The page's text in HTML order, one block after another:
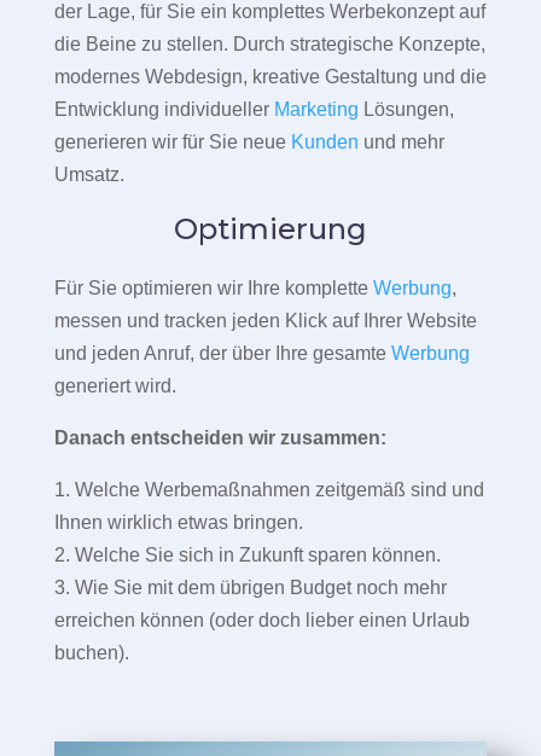
der Lage, für Sie ein komplettes Werbekonzept auf
die Beine zu stellen. Durch strategische Konzepte,
modernes Webdesign, kreative Gestaltung und die
Entwicklung individueller Marketing Lösungen,
generieren wir für Sie neue Kunden und mehr
Umsatz.
Optimierung
Für Sie optimieren wir Ihre komplette Werbung,
messen und tracken jeden Klick auf Ihrer Website
und jeden Anruf, der über Ihre gesamte Werbung
generiert wird.
Danach entscheiden wir zusammen:
1. Welche Werbemaßnahmen zeitgemäß sind und
Ihnen wirklich etwas bringen.
2. Welche Sie sich in Zukunft sparen können.
3. Wie Sie mit dem übrigen Budget noch mehr
erreichen können (oder doch lieber einen Urlaub
buchen).